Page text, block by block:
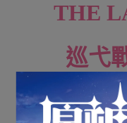
THE
巡弋